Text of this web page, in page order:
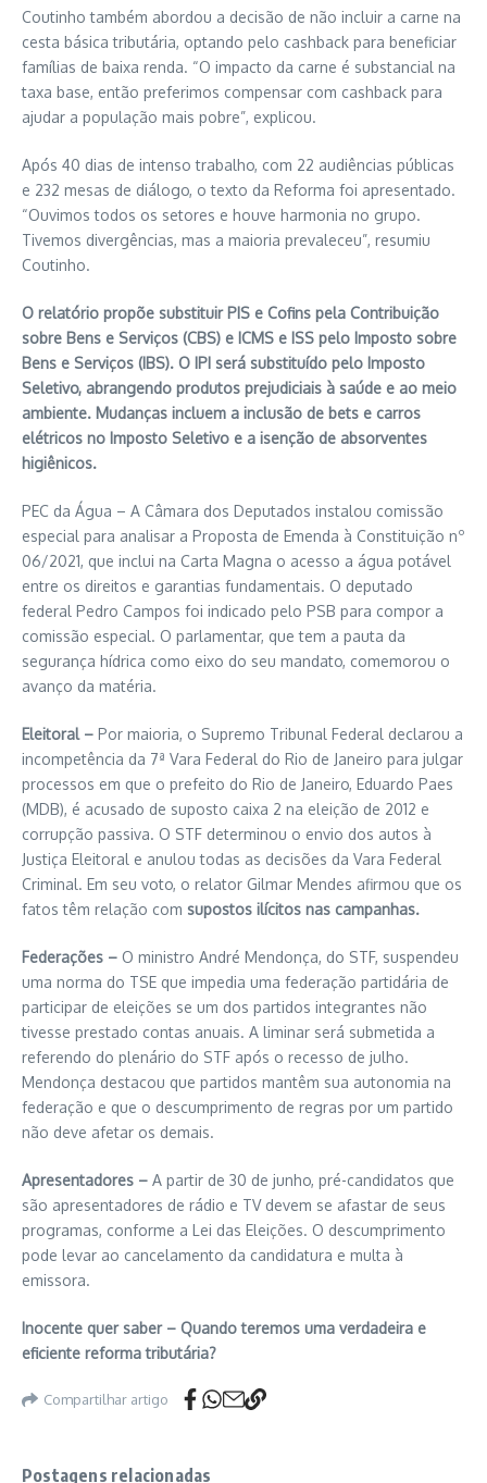
Coutinho também abordou a decisão de não incluir a carne na
cesta básica tributária, optando pelo cashback para beneficiar
famílias de baixa renda. “O impacto da carne é substancial na
taxa base, então preferimos compensar com cashback para
ajudar a população mais pobre”, explicou.
Após 40 dias de intenso trabalho, com 22 audiências públicas
e 232 mesas de diálogo, o texto da Reforma foi apresentado.
“Ouvimos todos os setores e houve harmonia no grupo.
Tivemos divergências, mas a maioria prevaleceu”, resumiu
Coutinho.
O relatório propõe substituir PIS e Cofins pela Contribuição
sobre Bens e Serviços (CBS) e ICMS e ISS pelo Imposto sobre
Bens e Serviços (IBS). O IPI será substituído pelo Imposto
Seletivo, abrangendo produtos prejudiciais à saúde e ao meio
ambiente. Mudanças incluem a inclusão de bets e carros
elétricos no Imposto Seletivo e a isenção de absorventes
higiênicos.
PEC da Água – A Câmara dos Deputados instalou comissão
especial para analisar a Proposta de Emenda à Constituição nº
06/2021, que inclui na Carta Magna o acesso a água potável
entre os direitos e garantias fundamentais. O deputado
federal Pedro Campos foi indicado pelo PSB para compor a
comissão especial. O parlamentar, que tem a pauta da
segurança hídrica como eixo do seu mandato, comemorou o
avanço da matéria.
Eleitoral – Por maioria, o Supremo Tribunal Federal declarou a
incompetência da 7ª Vara Federal do Rio de Janeiro para julgar
processos em que o prefeito do Rio de Janeiro, Eduardo Paes
(MDB), é acusado de suposto caixa 2 na eleição de 2012 e
corrupção passiva. O STF determinou o envio dos autos à
Justiça Eleitoral e anulou todas as decisões da Vara Federal
Criminal. Em seu voto, o relator Gilmar Mendes afirmou que os
fatos têm relação com supostos ilícitos nas campanhas.
Federações – O ministro André Mendonça, do STF, suspendeu
uma norma do TSE que impedia uma federação partidária de
participar de eleições se um dos partidos integrantes não
tivesse prestado contas anuais. A liminar será submetida a
referendo do plenário do STF após o recesso de julho.
Mendonça destacou que partidos mantêm sua autonomia na
federação e que o descumprimento de regras por um partido
não deve afetar os demais.
Apresentadores – A partir de 30 de junho, pré-candidatos que
são apresentadores de rádio e TV devem se afastar de seus
programas, conforme a Lei das Eleições. O descumprimento
pode levar ao cancelamento da candidatura e multa à
emissora.
Inocente quer saber – Quando teremos uma verdadeira e
eficiente reforma tributária?
Compartilhar artigo
Postagens relacionadas